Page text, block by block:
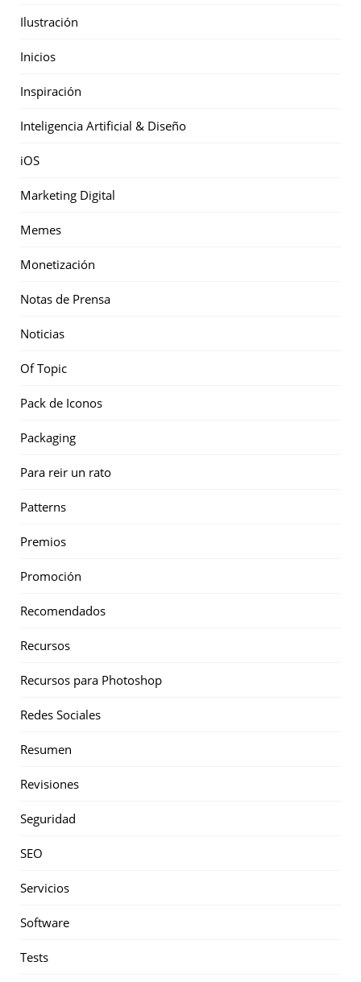
Ilustración
Inicios
Inspiración
Inteligencia Artificial & Diseño
iOS
Marketing Digital
Memes
Monetización
Notas de Prensa
Noticias
Of Topic
Pack de Iconos
Packaging
Para reir un rato
Patterns
Premios
Promoción
Recomendados
Recursos
Recursos para Photoshop
Redes Sociales
Resumen
Revisiones
Seguridad
SEO
Servicios
Software
Tests